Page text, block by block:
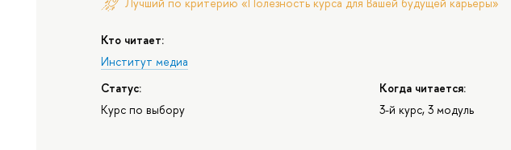
Кто читает:
Институт медиа
Статус:
Курс по выбору
Когда читается:
3-й курс, 3 модуль